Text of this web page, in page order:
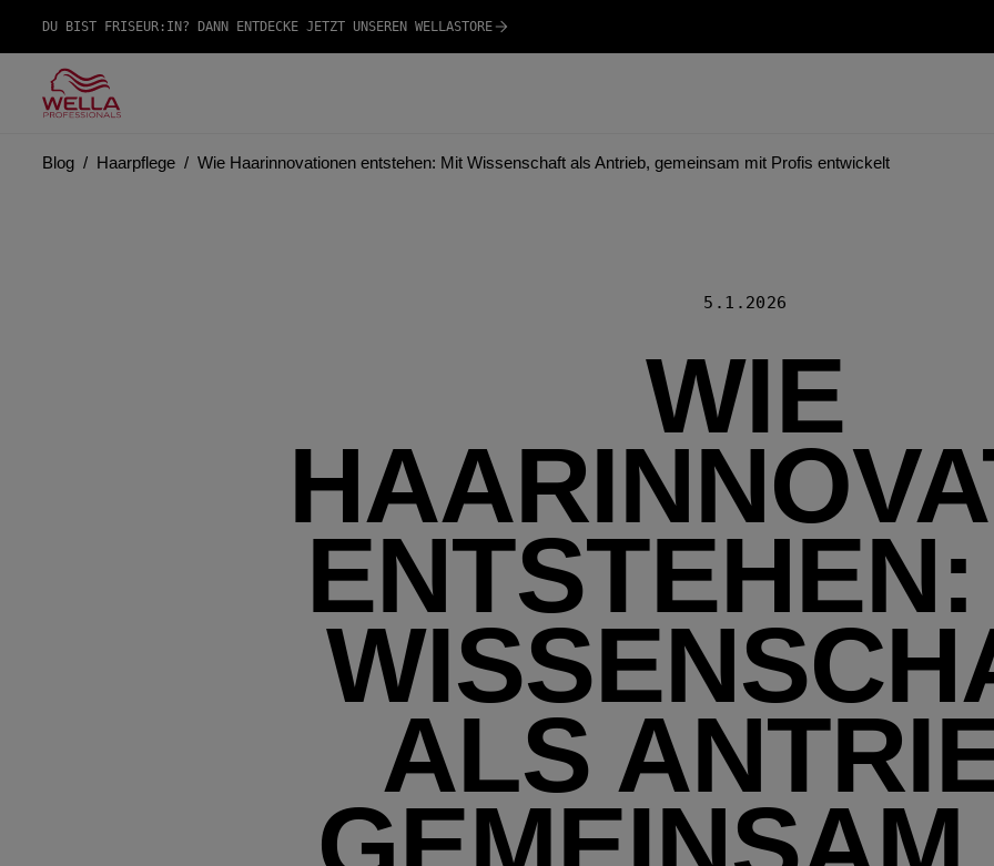
DU BIST FRISEUR:IN? DANN ENTDECKE JETZT UNSEREN WELLASTORE
Blog Haarpflege Wie Haarinnovationen entstehen: Mit Wissenschaft als Antrieb, gemeinsam mit Profis entwickelt
5.1.2026
WIE
ALS